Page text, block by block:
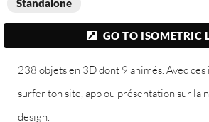
Standalone
GO TO ISOMETRIC
238 objets en 3D dont 9 animés. Avec
surfer ton site, app ou présentation sur la
design.